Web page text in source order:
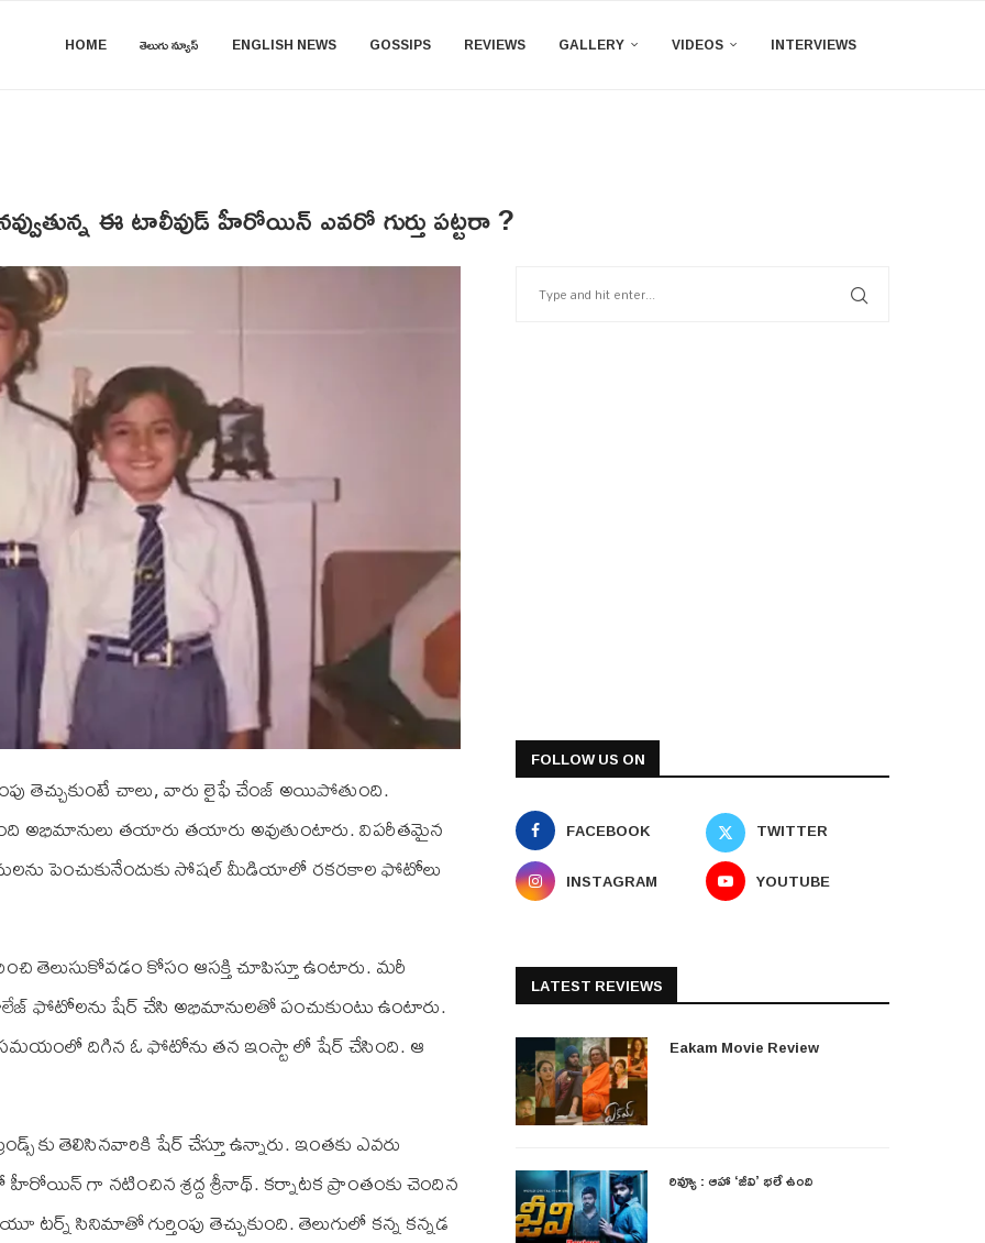
HOME తెలుగు న్యూస్ ENGLISH NEWS GOSSIPS REVIEWS GALLERY VIDEOS INTERVIEWS
ఈ టాలీవుడ్ హీరోయిన్ ఎవరో గుర్తు పట్టరా ?
తెచ్చుకుంటే చాలు, వారు లైఫే చేంజ్ అయిపోతుంది.
తయారు తయారు అవుతుంటారు. విపరీతమైన
పెంచుకునేందుకు సోషల్ మీడియాలో రకరకాల ఫోటోలు
కోసం ఆసక్తి చూపిస్తూ ఉంటారు. మరీ
ఫోటోలను షేర్ చేసి అభిమానులతో పంచుకుంటు ఉంటారు.
దిగిన ఓ ఫోటోను తన ఇంస్టా లో షేర్ చేసింది. ఆ
తెలిసినవారికి షేర్ చేస్తూ ఉన్నారు. ఇంతకు ఎవరు
గా నటించిన శ్రద్ద శ్రీనాథ్. కర్నాటక ప్రాంతంకు చెందిన
సినిమాతో గుర్తింపు తెచ్చుకుంది. తెలుగులో కన్న కన్నడ
FOLLOW US ON
FACEBOOK
TWITTER
INSTAGRAM
YOUTUBE
LATEST REVIEWS
Eakam Movie Review
రివ్యూ : ఆహా ‘జీవి’ భలే ఉంది